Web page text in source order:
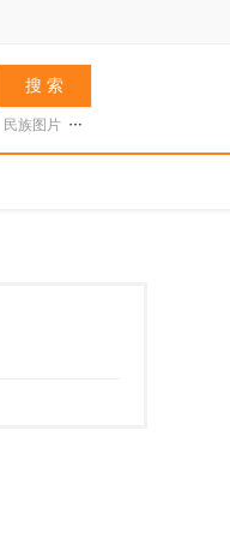
搜 索
民族图片 张菊兰